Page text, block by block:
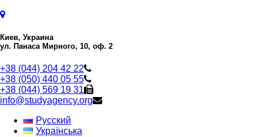
Киев, Украина
ул. Панаса Мирного, 10, оф. 2
+38 (044) 204 42 22
+38 (050) 440 05 55
+38 (044) 569 19 31
info@studyagency.org
Русский
Українська